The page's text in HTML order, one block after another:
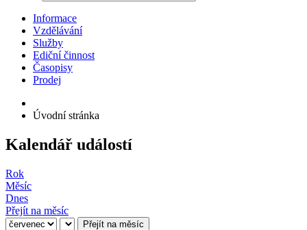
Informace
Vzdělávání
Služby
Ediční činnost
Časopisy
Prodej
Úvodní stránka
Kalendář událostí
Rok
Měsíc
Dnes
Přejít na měsíc
Přejít na měsíc